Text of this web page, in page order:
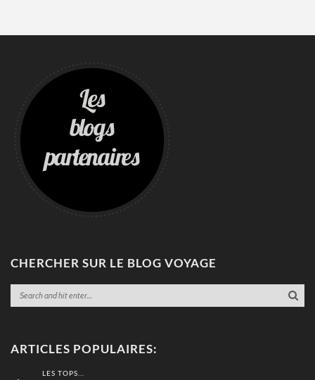
CHERCHER SUR LE BLOG VOYAGE
ARTICLES POPULAIRES:
LES TOPS...